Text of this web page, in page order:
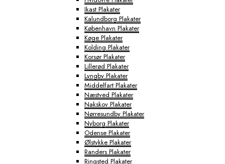
Ikast Plakater
Kalundborg Plakater
København Plakater
Køge Plakater
Kolding Plakater
Korsør Plakater
Lillerød Plakater
Lyngby Plakater
Middelfart Plakater
Næstved Plakater
Nakskov Plakater
Nørresundby Plakater
Nyborg Plakater
Odense Plakater
Ølstykke Plakater
Randers Plakater
Ringsted Plakater